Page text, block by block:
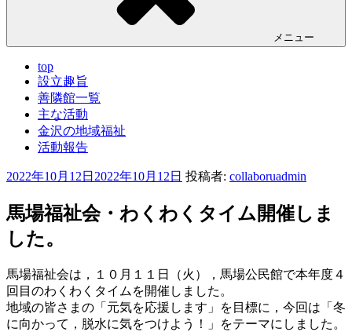
メニュー
top
設立趣旨
善隣館一覧
主な活動
金沢の地域福祉
活動報告
投
日:
2022年10月12日 2022年10月12日 投稿者: collaboruadmin
馬場福祉会・わくわくタイム開催しま
した。
馬場福祉会は，１０月１１日（火），馬場公民館で本年度４
回目のわくわくタイムを開催しました。
地域の皆さまの「元気を応援します」を目標に，今回は「冬
に向かって，脱水に気をつけよう！」をテーマにしました。